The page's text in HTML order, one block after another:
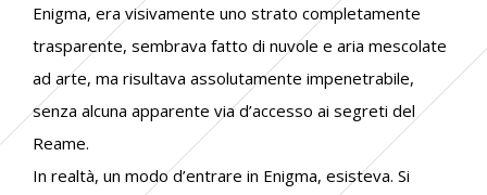
Enigma, era visivamente uno strato completamente
trasparente, sembrava fatto di nuvole e aria mescolate
ad arte, ma risultava assolutamente impenetrabile,
senza alcuna apparente via d’accesso ai segreti del
Reame.
In realtà, un modo d’entrare in Enigma, esisteva. Si